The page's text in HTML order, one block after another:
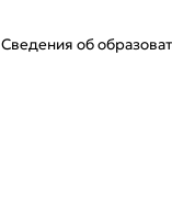
Сведения об